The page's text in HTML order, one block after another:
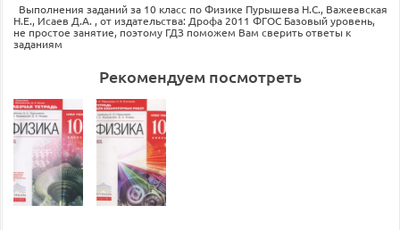
Выполнения заданий за 10 класс по Физике Пурышева Н.С., Важеевская
Н.Е., Исаев Д.А. , от издательства: Дрофа 2011 ФГОС Базовый уровень,
не простое занятие, поэтому ГДЗ поможем Вам сверить ответы к
заданиям
Рекомендуем посмотреть